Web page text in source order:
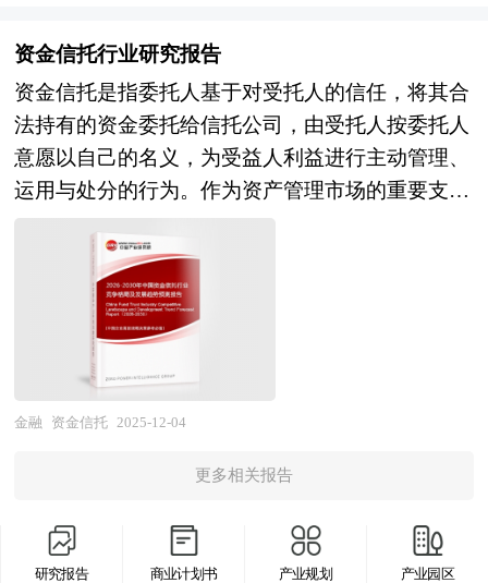
金融服务企业兼并重组风险及对策建议，最后对金
融服务企业海外并购风险及策略、融资渠道选择提
出相关建议，是企业了解行业并购重组发展动态，
把握市场机会，正确制定企业发展战略的必备参考
工具，极具参考价值！
展方向提供有建设性的建议，为基金行业发展提供
准确的市场分析内容和研究成果。 中研普华通过
对基金行业长期跟踪监测，分析基金行业需求、供
给、经营特性、获取能力、产业链和价值链等多方
面的内容，整合行业、市场、企业、用户等多层面
报告，以专业的研究方法帮助客户深入的了解基金
行业，发现投资价值和投资机会，规避经营风险，
提高管理和运营能力。基金行业报告是从事基金行
业投资之前，对基金行业各种相关因素进行具体调
查、研究、分析，评估项目可行性、效果效益程
度，提出建设性意见建议对策等，是基金行业投资
金行业的理论认识为主要内容，重在基金行业本质
高价值服务，是企业了解各行业当前最新发展动
向、把握市场机会、做出正确投资和明确企业发展
体系转型，其战略价值从单纯的交易便利支撑提升
的核心支柱。 当前中国跨境金融行业正处于政策
红利释放、技术革命深化与市场需求升级三重共振
的黄金发展期。从政策环境看，以自贸区"自由贸
易账户"体系为代表的制度型开放持续深化，RCEP
等区域协定落地推动跨境资本流动便利化，
QFLP/QDII等创新工具为境内外双向投资开辟新路
径，制度型开放已从区域试点走向全国推广。从市
场格局看，行业呈现"银行机构主导、金融科技公
司崛起、科技巨头跨界"的多元竞合态势：传统商
业银行依托全球清算网络与合规能力稳固基本盘；
第三方支付平台与金融科技企业凭借敏捷的技术迭
代与场景嵌入能力，在跨境电商收款、智能汇率管
+物流+金融"生态闭环构建，重塑中小企业跨境服
务体验。从技术应用看，数字化、智能化转型已从
资金信托行业研究报告
资金信托是指委托人基于对受托人的信任，将其合
法持有的资金委托给信托公司，由受托人按委托人
意愿以自己的名义，为受益人利益进行主动管理、
运用与处分的行为。作为资产管理市场的重要支柱
与金融体系服务实体、链接居民财富管理的关键桥
梁，资金信托不仅承担着为企业项目提供融资支
持、为社会资本对接产业投资的核心功能，更在信
托业"去通道、去嵌套、促转型"的监管导向下，逐
步回归本源，演变为以专业能力驱动、以风险控制
为本、以客户需求为中心的资产管理机构。在"十
五五"时期深化金融供给侧结构性改革、推动财富
略价值已从单纯的融资工具，转向服务实体经济、
合性金融服务平台，其发展质量直接关系到信托行
金融 资金信托 2025-12-04
更多相关报告
研究报告 商业计划书 产业规划 产业园区